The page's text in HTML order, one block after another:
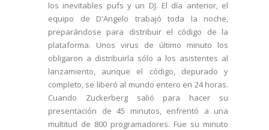
los inevitables pufs y un DJ. El día anterior, el
equipo de D'Angelo trabajó toda la noche,
preparándose para distribuir el código de la
plataforma. Unos virus de último minuto los
obligaron a distribuirla sólo a los asistentes al
lanzamiento, aunque el código, depurado y
completo, se liberó al mundo entero en 24 horas.
Cuando Zuckerberg salió para hacer su
presentación de 45 minutos, enfrentó a una
multitud de 800 programadores. Fue su minuto